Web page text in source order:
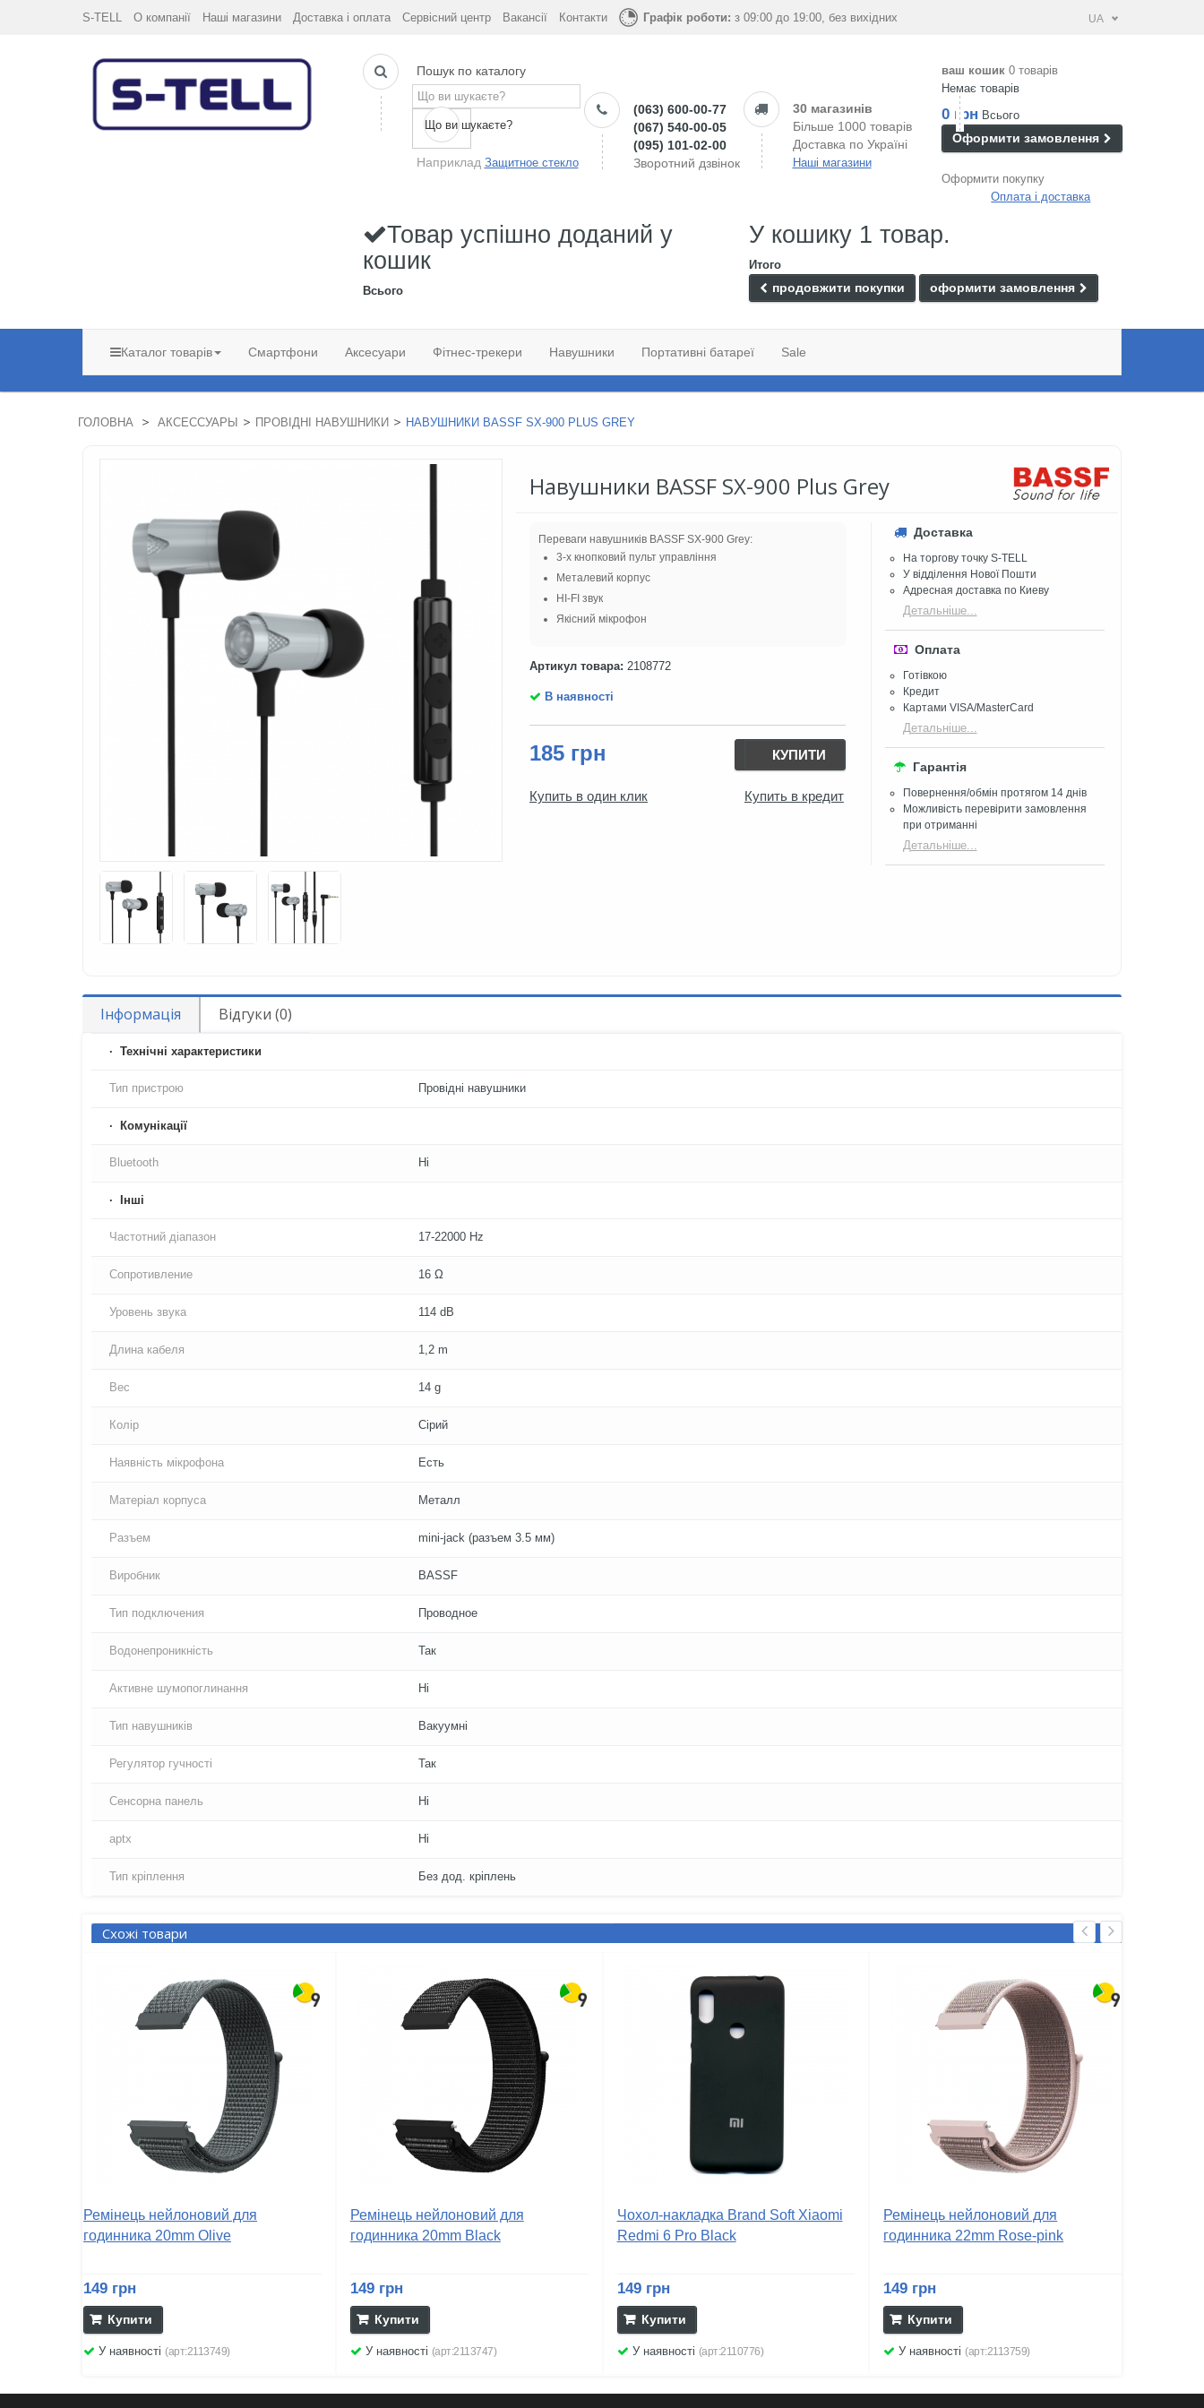
S-TELL О компанії Наші магазини Доставка і оплата Сервісний центр Вакансії Контакти Графік роботи: з 09:00 до 19:00, без вихідних UA
Пошук по каталогу
Що ви шукаєте?
Наприклад Защитное стекло
(063) 600-00-77
(067) 540-00-05
(095) 101-02-00
Зворотний дзвінок
30 магазинів
Більше 1000 товарів
Доставка по Україні
Наші магазини
ваш кошик 0 товарів
Немає товарів
0 грн Всього
Оформити замовлення
Оформити покупку
Оплата і доставка
Товар успішно доданий у
кошик
Всього
У кошику 1 товар.
Итого
продовжити покупки оформити замовлення
Каталог товарів Смартфони Аксесуари Фітнес-трекери Навушники Портативні батареї Sale
ГОЛОВНА > АКСЕССУАРЫ > ПРОВІДНІ НАВУШНИКИ > НАВУШНИКИ BASSF SX-900 PLUS GREY
Навушники BASSF SX-900 Plus Grey
Переваги навушників BASSF SX-900 Grey:
3-х кнопковий пульт управління
Металевий корпус
HI-FI звук
Якісний мікрофон
Артикул товара: 2108772
В наявності
185 грн КУПИТИ
Купить в один клик Купить в кредит
Доставка
На торгову точку S-TELL
У відділення Нової Пошти
Адресная доставка по Киеву
Детальніше...
Оплата
Готівкою
Кредит
Картами VISA/MasterCard
Детальніше...
Гарантія
Повернення/обмін протягом 14 днів
Можливість перевірити замовлення
при отриманні
Детальніше...
Інформація Відгуки (0)
Технічні характеристики
Тип пристрою Провідні навушники
Комунікації
Bluetooth Ні
Iнші
Частотний діапазон 17-22000 Hz
Сопротивление 16 Ω
Уровень звука 114 dB
Длина кабеля 1,2 m
Вес 14 g
Колір Сірий
Наявність мікрофона Есть
Матеріал корпуса Металл
Разъем mini-jack (разъем 3.5 мм)
Виробник BASSF
Тип подключения Проводное
Водонепроникність Так
Активне шумопоглинання Ні
Тип навушників Вакуумні
Регулятор гучності Так
Сенсорна панель Ні
aptx Ні
Тип кріплення Без дод. кріплень
Схожі товари
Ремінець нейлоновий для
годинника 20mm Olive
149 грн
Купити
У наявності (арт:2113749)
Ремінець нейлоновий для
годинника 20mm Black
149 грн
Купити
У наявності (арт:2113747)
Чохол-накладка Brand Soft Xiaomi
Redmi 6 Pro Black
149 грн
Купити
У наявності (арт:2110776)
Ремінець нейлоновий для
годинника 22mm Rose-pink
149 грн
Купити
У наявності(арт:2113759)